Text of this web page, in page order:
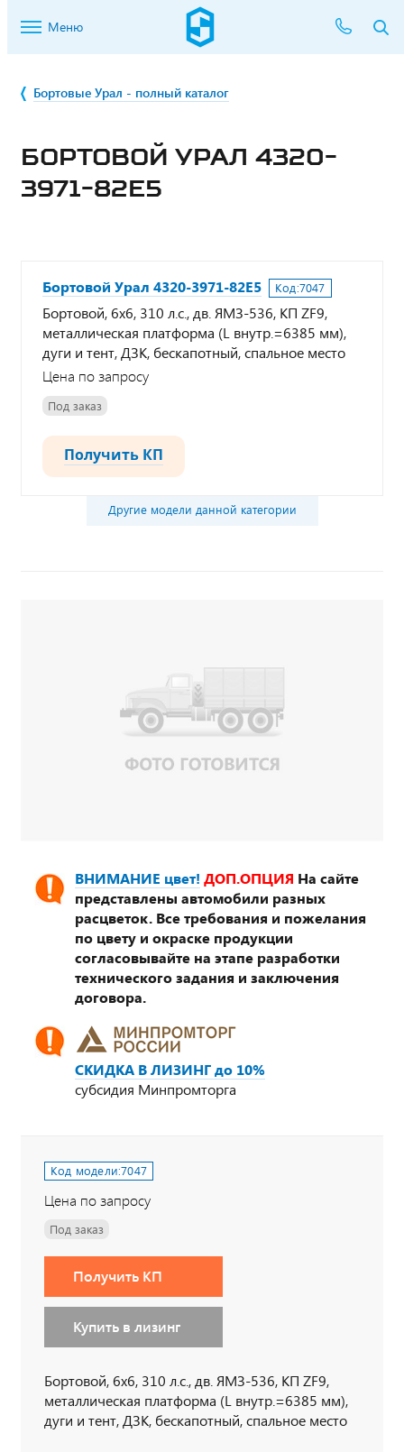
Меню
Бортовые Урал - полный каталог
БОРТОВОЙ УРАЛ 4320-
3971-82Е5
Бортовой Урал 4320-3971-82Е5 Код:7047
Бортовой, 6х6, 310 л.с., дв. ЯМЗ-536, КП ZF9,
металлическая платформа (L внутр.=6385 мм),
дуги и тент, ДЗК, бескапотный, спальное место
Цена по запросу
Под заказ
Получить КП
Другие модели данной категории
ВНИМАНИЕ цвет! ДОП.ОПЦИЯ На сайте
представлены автомобили разных
расцветок. Все требования и пожелания
по цвету и окраске продукции
согласовывайте на этапе разработки
технического задания и заключения
договора.
СКИДКА В ЛИЗИНГ до 10%
субсидия Минпромторга
Код модели:7047
Цена по запросу
Под заказ
Получить КП
Купить в лизинг
Бортовой, 6х6, 310 л.с., дв. ЯМЗ-536, КП ZF9,
металлическая платформа (L внутр.=6385 мм),
дуги и тент, ДЗК, бескапотный, спальное место